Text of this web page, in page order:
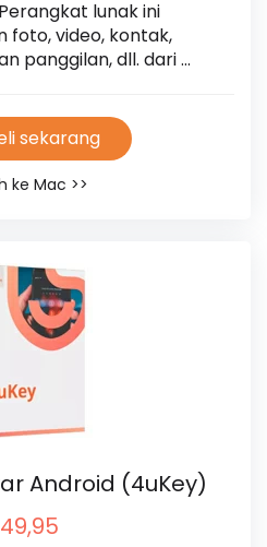
lunak ini
foto, video, kontak,
panggilan, dll. dari
sekarang
ke Mac >>
Android (4uKey)